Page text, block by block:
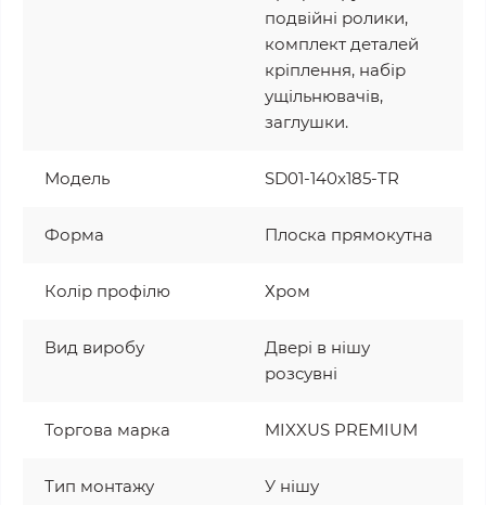
подвійні ролики,
комплект деталей
кріплення, набір
ущільнювачів,
заглушки.
Модель SD01-140x185-TR
Форма Плоска прямокутна
Колір профілю Хром
Вид виробу
Двері в нішу
розсувні
Торгова марка MIXXUS PREMIUM
Тип монтажу У нішу